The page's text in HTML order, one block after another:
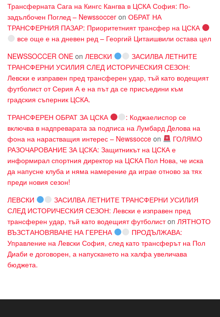
Трансферната Сага на Кингс Кангва в ЦСКА София: По-
задълбочен Поглед – Newssoccer on ОБРАТ НА
ТРАНСФЕРНИЯ ПАЗАР: Приоритетният трансфер на ЦСКА
все още е на дневен ред – Георгий Цитаишвили остава цел
NEWSSOCCER ONE on ЛЕВСКИ
ЗАСИЛВА ЛЕТНИТЕ
ТРАНСФЕРНИ УСИЛИЯ СЛЕД ИСТОРИЧЕСКИЯ СЕЗОН:
Левски е изправен пред трансферен удар, тъй като водещият
футболист от Серия А е на път да се присъедини към
градския съперник ЦСКА.
ТРАНСФЕРЕН ОБРАТ ЗА ЦСКА
: Коджаелиспор се
включва в надпреварата за подписа на Лумбард Делова на
фона на нарастващия интерес – Newssocce on
ГОЛЯМО
РАЗОЧАРОВАНИЕ ЗА ЦСКА: Защитникът на ЦСКА е
информирал спортния директор на ЦСКА Пол Нова, че иска
да напусне клуба и няма намерение да играе отново за тях
преди новия сезон!
ЛЕВСКИ
ЗАСИЛВА ЛЕТНИТЕ ТРАНСФЕРНИ УСИЛИЯ
СЛЕД ИСТОРИЧЕСКИЯ СЕЗОН: Левски е изправен пред
трансферен удар, тъй като водещият футболистon ЛЯТНОТО
ВЪЗСТАНОВЯВАНЕ НА ГЕРЕНА
ПРОДЪЛЖАВА:
Управление на Левски София, след като трансферът на Пол
Диаби е договорен, а напускането на халфа увеличава
бюджета.